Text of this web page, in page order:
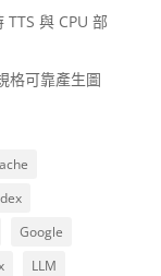
與 CPU 部
格可靠產生圖
Google
LLM